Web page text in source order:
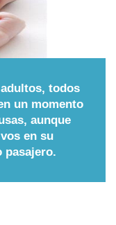
todos
un momento
aunque
en su
pasajero.